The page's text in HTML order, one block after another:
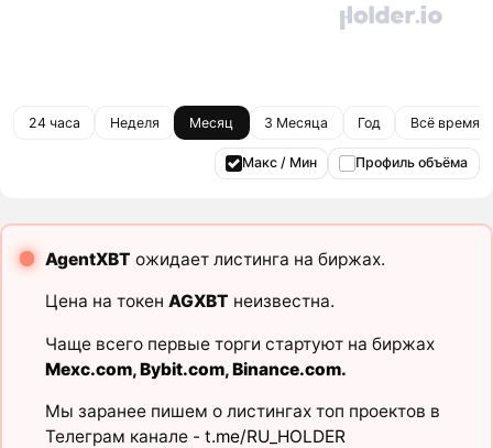
24 часа Неделя Месяц 3 Месяца Год Всё время
Макс / Мин Профиль объёма
AgentXBT ожидает листинга на биржах.
Цена на токен AGXBT неизвестна.
Чаще всего первые торги стартуют на биржах
Mexc.com,Bybit.com,Binance.com.
Мы заранее пишем о листингах топ проектов в
Телеграм канале - t.me/RU_HOLDER